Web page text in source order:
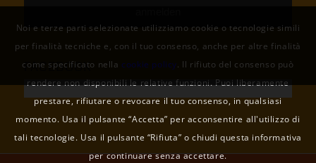
FACEBOOK
Noi e terze parti selezionate utilizziamo cookie o tecnologie simili
per finalità tecniche e, con il tuo consenso, anche per altre finalità
come specificato nella cookie policy. Il rifiuto del consenso può
rendere non disponibili le relative funzioni. Puoi liberamente
prestare, rifiutare o revocare il tuo consenso, in qualsiasi
momento. Usa il pulsante “Accetta” per acconsentire all'utilizzo di
tali tecnologie. Usa il pulsante “Rifiuta” o chiudi questa informativa
per continuare senza accettare.